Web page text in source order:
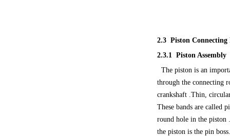
2.3 Piston
2.3.1 Piston Assembly
The piston is an
through the connecting
crankshaft .Thin,
These bands are called
round hole in the piston
the piston is the pin boss.